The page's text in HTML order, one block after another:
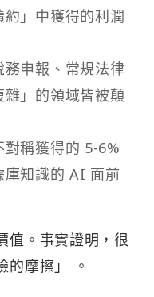
」中獲得的利潤
務申報、常規法律
」的領域皆被顛
對稱獲得的 5-6%
庫知識的 AI 面前
值。事實證明，很
的摩擦」 。